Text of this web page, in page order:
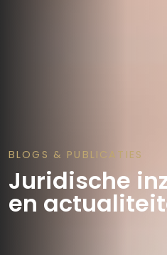
BLOGS & PUBLICATIES
Juridische
en